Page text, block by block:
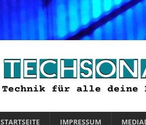
STARTSEITE IMPRESSUM